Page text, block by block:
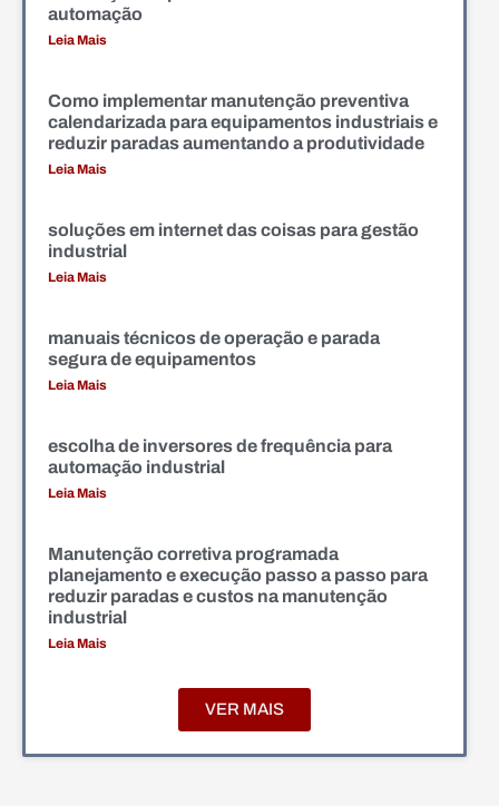
automação
Leia Mais
Como implementar manutenção preventiva
calendarizada para equipamentos industriais e
reduzir paradas aumentando a produtividade
Leia Mais
soluções em internet das coisas para gestão
industrial
Leia Mais
manuais técnicos de operação e parada
segura de equipamentos
Leia Mais
escolha de inversores de frequência para
automação industrial
Leia Mais
Manutenção corretiva programada
planejamento e execução passo a passo para
reduzir paradas e custos na manutenção
industrial
Leia Mais
VER MAIS